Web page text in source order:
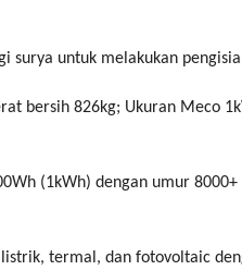
untuk melakukan
bersih 826kg; Ukuran Meco
(1kWh) dengan umur
termal, dan fotovoltaic